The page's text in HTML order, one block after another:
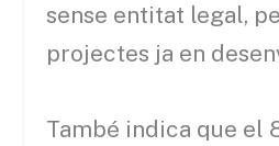
sense entitat legal,
projectes ja en
També indica que el